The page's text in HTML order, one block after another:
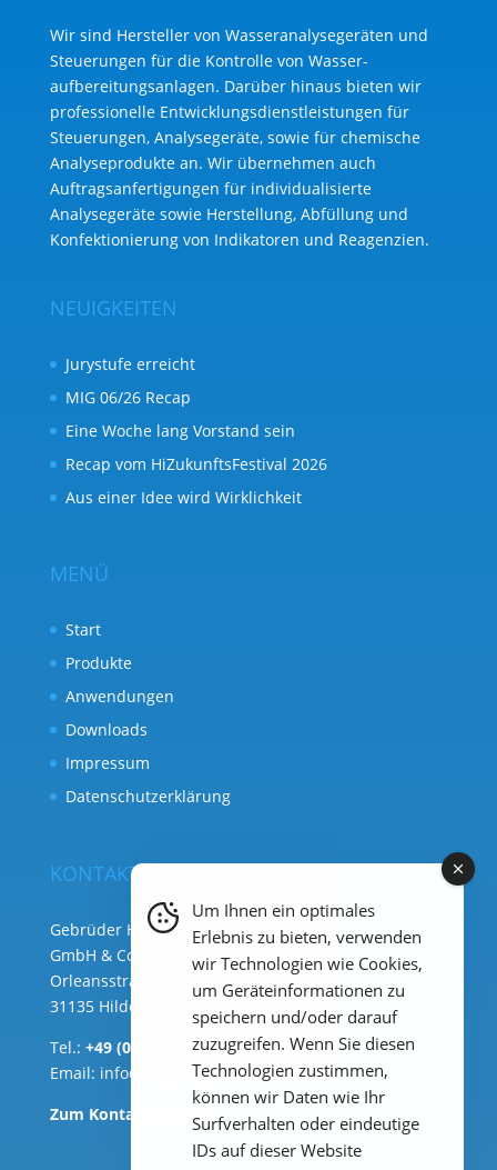
Wir sind Hersteller von Wasseranalysegeräten und
Steuerungen für die Kontrolle von Wasser­
aufbereitungs­anlagen. Darüber hinaus bieten wir
professionelle Entwicklungs­dienst­leistungen für
Steuerungen, Analysegeräte, sowie für chemische
Analyse­produkte an. Wir übernehmen auch
Auftragsanfertigungen für individualisierte
Analysegeräte sowie Herstellung, Abfüllung und
Konfektionierung von Indikatoren und Reagenzien.
NEUIGKEITEN
Jurystufe erreicht
MIG 06/26 Recap
Eine Woche lang Vorstand sein
Recap vom HiZukunftsFestival 2026
Aus einer Idee wird Wirklichkeit
MENÜ
Start
Produkte
Anwendungen
Downloads
Impressum
Datenschutzerklärung
KONTAKT
Gebrüder Heyl Analysentechnik
GmbH & Co. KG ( Hauptsitz )
Orleansstraße 75b
31135 Hildesheim
Tel.: +49 (0) 51 21 289 33 – 0
Email: info@heylanalysis.de
Zum Kontaktbereich
Um Ihnen ein optimales
Erlebnis zu bieten, verwenden
wir Technologien wie Cookies,
um Geräteinformationen zu
speichern und/oder darauf
zuzugreifen. Wenn Sie diesen
Technologien zustimmen,
können wir Daten wie Ihr
Surfverhalten oder eindeutige
IDs auf dieser Website